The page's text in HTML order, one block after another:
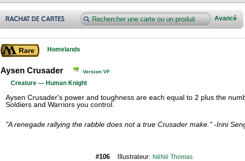
Avancé
Rare Homelands
Aysen Crusader Version VF
Creature — Human Knight
Aysen Crusader's power and toughness are each equal to 2 plus the
Soldiers and Warriors you control.
"A renegade rallying the rabble does not a true Crusader make." -Irini
#106 Illustrateur: NéNé Thomas